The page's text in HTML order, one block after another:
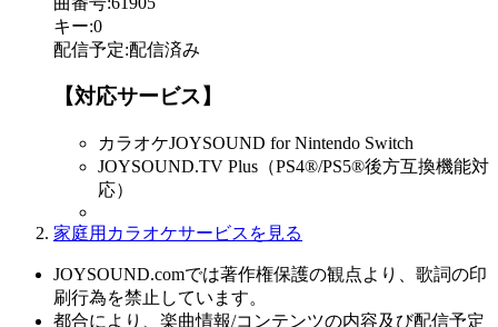
キー:0
配信予定:配信済み
【対応サービス】
カラオケJOYSOUND for Nintendo Switch
JOYSOUND.TV Plus（PS4®/PS5®後方互換機能対
応）
家庭用カラオケサービスを見る
JOYSOUND.comでは著作権保護の観点より、歌詞の印
刷行為を禁止しています。
都合により、楽曲情報/コンテンツの内容及び配信予定